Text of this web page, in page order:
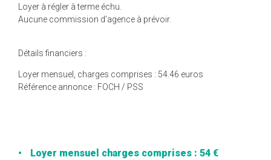
Loyer à régler à terme échu.
Aucune commission d’agence à prévoir.
Détails financiers :
Loyer mensuel, charges comprises : 54.46 euros
Référence annonce : FOCH / PSS
Loyer mensuel charges comprises : 54 €